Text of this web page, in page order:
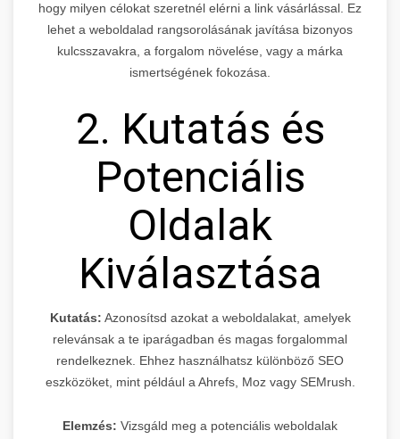
hogy milyen célokat szeretnél elérni a link vásárlással. Ez
lehet a weboldalad rangsorolásának javítása bizonyos
kulcsszavakra, a forgalom növelése, vagy a márka
ismertségének fokozása.
2. Kutatás és
Potenciális
Oldalak
Kiválasztása
Kutatás: Azonosítsd azokat a weboldalakat, amelyek
relevánsak a te iparágadban és magas forgalommal
rendelkeznek. Ehhez használhatsz különböző SEO
eszközöket, mint például a Ahrefs, Moz vagy SEMrush.
Elemzés: Vizsgáld meg a potenciális weboldalak